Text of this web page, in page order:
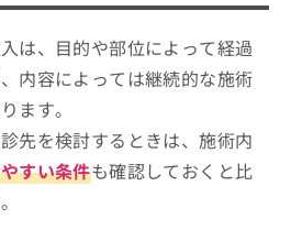
は、目的や部位によって経過
内容によっては継続的な施術
ます。
先を検討するときは、施術内
すい条件も確認しておくと比